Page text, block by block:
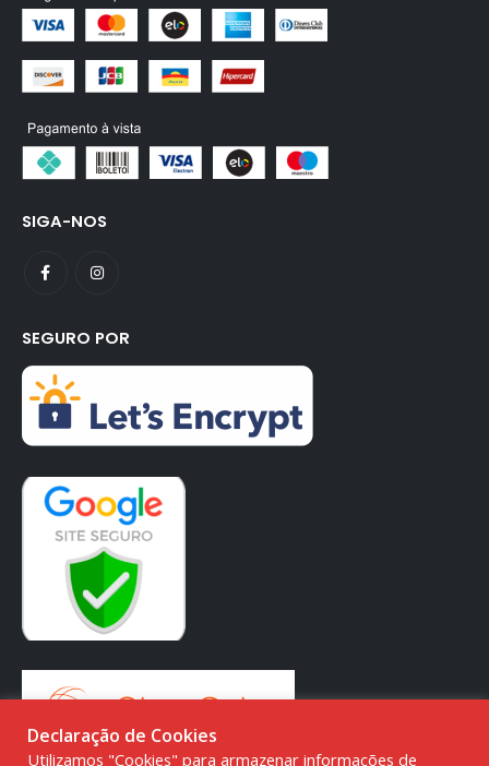
SIGA-NOS
SEGURO POR
Declaração de Cookies
Utilizamos "Cookies" para armazenar informações de